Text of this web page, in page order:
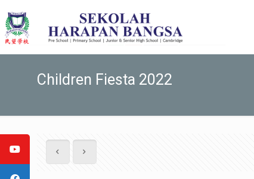
Children Fiesta 2022